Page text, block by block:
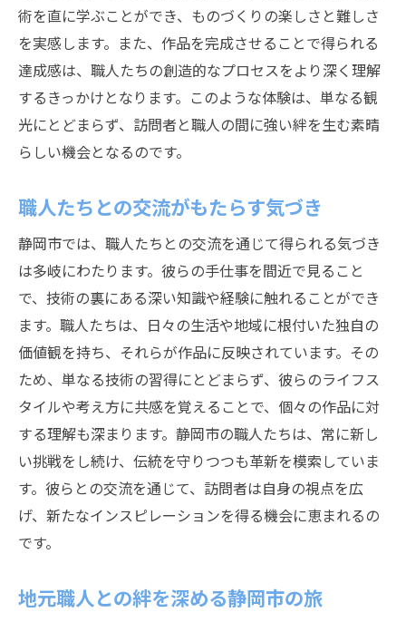
術を直に学ぶことができ、ものづくりの楽しさと難しさ
を実感します。また、作品を完成させることで得られる
達成感は、職人たちの創造的なプロセスをより深く理解
するきっかけとなります。このような体験は、単なる観
光にとどまらず、訪問者と職人の間に強い絆を生む素晴
らしい機会となるのです。
職人たちとの交流がもたらす気づき
静岡市では、職人たちとの交流を通じて得られる気づき
は多岐にわたります。彼らの手仕事を間近で見ること
で、技術の裏にある深い知識や経験に触れることができ
ます。職人たちは、日々の生活や地域に根付いた独自の
価値観を持ち、それらが作品に反映されています。その
ため、単なる技術の習得にとどまらず、彼らのライフス
タイルや考え方に共感を覚えることで、個々の作品に対
する理解も深まります。静岡市の職人たちは、常に新し
い挑戦をし続け、伝統を守りつつも革新を模索していま
す。彼らとの交流を通じて、訪問者は自身の視点を広
げ、新たなインスピレーションを得る機会に恵まれるの
です。
地元職人との絆を深める静岡市の旅